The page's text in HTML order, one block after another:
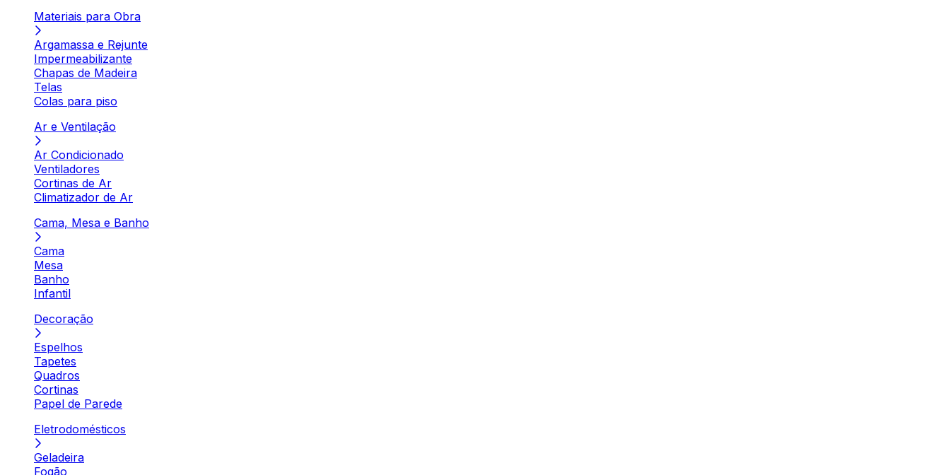
Materiais para Obra
Argamassa e Rejunte
Impermeabilizante
Chapas de Madeira
Telas
Colas para piso
Ar e Ventilação
Ar Condicionado
Ventiladores
Cortinas de Ar
Climatizador de Ar
Cama, Mesa e Banho
Cama
Mesa
Banho
Infantil
Decoração
Espelhos
Tapetes
Quadros
Cortinas
Papel de Parede
Eletrodomésticos
Geladeira
Fogão